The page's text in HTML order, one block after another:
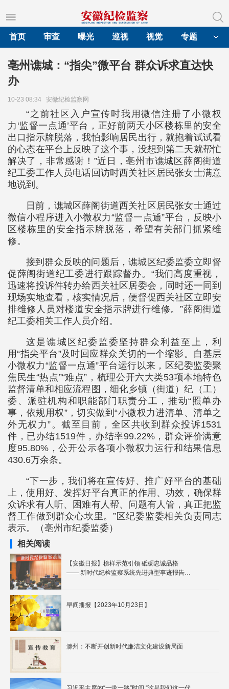
首页
审查 曝光 巡视 视觉 专题
亳州谯城：“指尖”微平台 群众诉求直达快
办
10-23 08:34 安徽纪检监察网
“之前社区入户宣传时我用微信注册了小微权
力‘监督一点通’平台，正好前两天小区楼栋里的安全
出口指示牌脱落，我怕影响居民出行，就抱着试试看
的心态在平台上反映了这个事，没想到第二天就帮忙
解决了，非常感谢！”近日，亳州市谯城区薛阁街道
纪工委工作人员电话回访时西关社区居民张女士满意
地说到。
日前，谯城区薛阁街道西关社区居民张女士通过
微信小程序进入小微权力“监督一点通”平台，反映小
区楼栋里的安全指示牌脱落，希望有关部门抓紧维
修。
接到群众反映的问题后，谯城区纪委监委立即督
促薛阁街道纪工委进行跟踪督办。“我们高度重视，
迅速将投诉件转办给西关社区居委会，同时还一同到
现场实地查看，核实情况后，便督促西关社区立即安
排维修人员对楼道安全指示牌进行维修。”薛阁街道
纪工委相关工作人员介绍。
这是谯城区纪委监委坚持群众利益至上，利
用“指尖平台”及时回应群众关切的一个缩影。自基层
小微权力“监督一点通”平台运行以来，区纪委监委聚
焦民生“热点”“难点”，梳理公开六大类53项本地特色
监督清单和相应流程图，细化乡镇（街道）纪（工）
委、派驻机构和职能部门职责分工，推动“照单办
事，依规用权”，切实做到“小微权力进清单、清单之
外无权力”。截至目前，全区共收到群众投诉1531
件，已办结1519件，办结率99.22%，群众评价满意
度95.80%，公开公示各项小微权力运行和结果信息
430.6万余条。
“下一步，我们将在宣传好、推广好平台的基础
上，使用好、发挥好平台真正的作用、功效，确保群
众诉求有人听、困难有人帮、问题有人管，真正把监
督工作做到群众心坎里。”区纪委监委相关负责同志
表示。（亳州市纪委监委）
相关阅读
【安徽日报】榜样示范引领 砥砺忠诚品格
—— 新时代纪检监察系统先进典型事迹报告团
早间播报【2023年10月23日】
滁州：不断开创新时代廉洁文化建设新局面